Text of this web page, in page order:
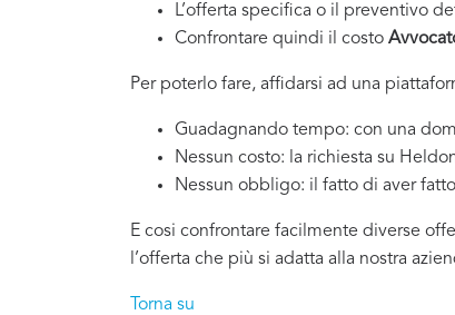
L’offerta specifica o il preventivo
Confrontare quindi il costo
Per poterlo fare, affidarsi ad una
Guadagnando tempo: con una
Nessun costo: la richiesta su
Nessun obbligo: il fatto di aver
E cosi confrontare facilmente diverse
l’offerta che più si adatta alla nostra
Torna su